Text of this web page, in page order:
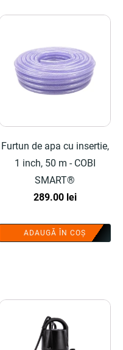
Furtun de apa cu insertie,
1 inch, 50 m - COBI
SMART®
289.00 lei
ADAUGĂ ÎN COȘ